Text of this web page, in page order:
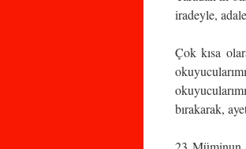
iradeyle,
Çok kısa
bırakarak,